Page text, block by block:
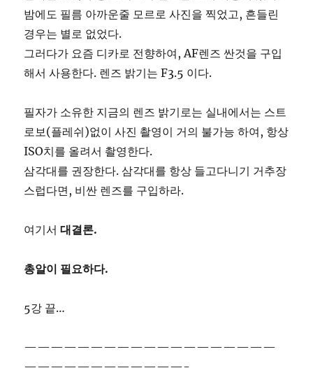
밤에도 필름 아까운줄 모르로 사진을 찍었고, 흔들린
경우는 별로 없었다.
그러다가 요즘 디카로 전향하여, AF렌즈 싼것을 구입
해서 사용한다. 렌즈 밝기는 F3.5 이다.
필자가 소유한 지금의 렌즈 밝기로는 실내에서는 스트
로보(플레쉬)없이 사진 촬영이 거의 불가능 하여, 항상
ISO치를 올려서 촬영한다.
삼각대를 권장한다. 삼각대를 항상 들고다니기 거추장
스럽다면, 비싼 렌즈를 구입하라.
여기서 대결론.
총알이 필요하다.
5강 끝…
———————————————————
————————————-